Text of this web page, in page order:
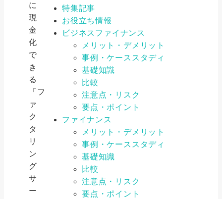
に
現
金
化
で
き
る
「フ
ァ
ク
タ
リ
ン
グ
サ
ー
特集記事
お役立ち情報
ビジネスファイナンス
メリット・デメリット
事例・ケーススタディ
基礎知識
比較
注意点・リスク
要点・ポイント
ファイナンス
メリット・デメリット
事例・ケーススタディ
基礎知識
比較
注意点・リスク
要点・ポイント